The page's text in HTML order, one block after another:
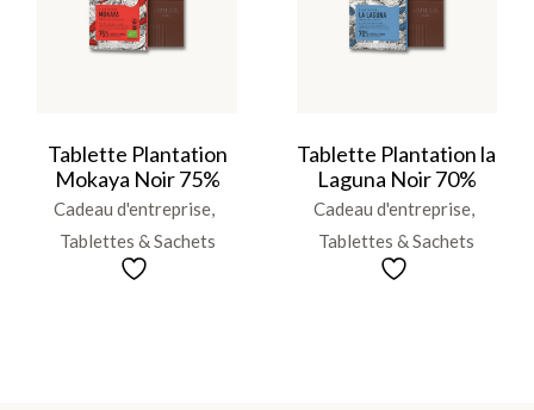
Tablette Plantation
Mokaya Noir 75%
Cadeau d'entreprise
Tablettes & Sachets
Tablette Plantation la
Laguna Noir 70%
Cadeau d'entreprise
Tablettes & Sachets